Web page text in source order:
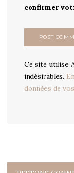
confirmer
Ce site utilise
indésirables.
données de